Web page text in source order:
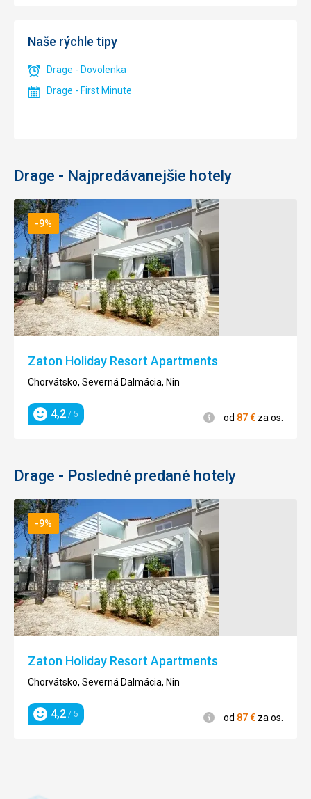
Naše rýchle tipy
Drage - Dovolenka
Drage - First Minute
Drage - Najpredávanejšie hotely
-9%
Zaton Holiday Resort Apartments
Chorvátsko, Severná Dalmácia, Nin
Hodnotenie
4,2 / 5 Informácie
od 87€ za os.
Drage - Posledné predané hotely
-9%
Zaton Holiday Resort Apartments
Chorvátsko, Severná Dalmácia, Nin
Hodnotenie
4,2 / 5 Informácie
od 87€ za os.